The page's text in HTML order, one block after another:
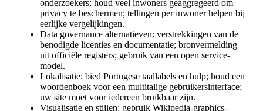
onderzoekers; houd veel inwoners geaggregeerd om
privacy te beschermen; tellingen per inwoner helpen bij
eerlijke vergelijkingen.
Data governance alternatieven: verstrekkingen van de
benodigde licenties en documentatie; bronvermelding
uit officiële registers; gebruik van een open service-
model.
Lokalisatie: bied Portugese taallabels en hulp; houd een
woordenboek voor een multitalige gebruikersinterface;
uw site moet voor iedereen bruikbaar zijn.
Visualisatie en stijlen: gebruik Wikipedia-graphics-